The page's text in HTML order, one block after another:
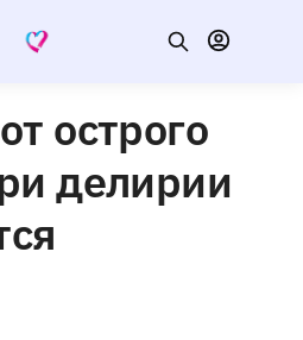
острого
делирии